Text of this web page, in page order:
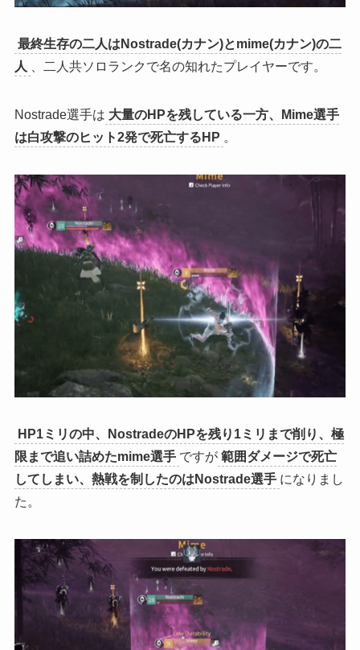
最終生存の二人はNostrade(カナン)とmime(カナン)の二
人
、二人共ソロランクで名の知れたプレイヤーです。
Nostrade選手は 大量のHPを残している一方、Mime選手
は白攻撃のヒット2発で死亡するHP 。
HP1ミリの中、NostradeのHPを残り1ミリまで削り、極
限まで追い詰めたmime選手 ですが 範囲ダメージで死亡
してしまい、熱戦を制したのはNostrade選手 になりまし
た。